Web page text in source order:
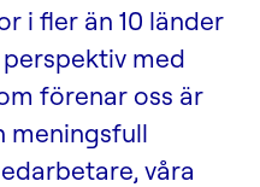
i fler än 10 länder
med
förenar oss är
meningsfull
våra